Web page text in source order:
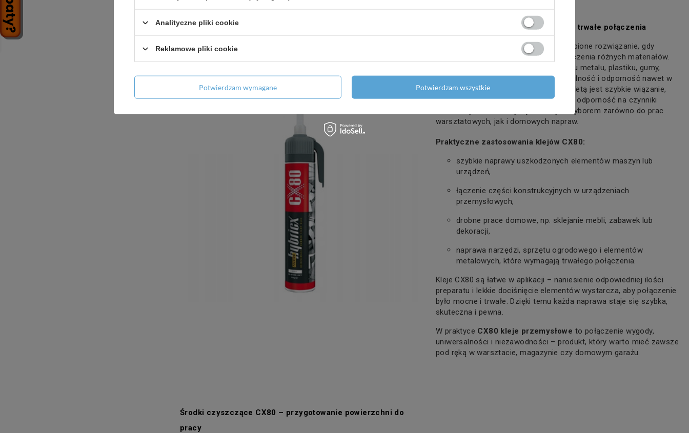
Kleje przemysłowe CX80 – szybkie i trwałe połączenia
CX80 kleje przemysłoweto niezastąpione rozwiązanie, gdy
potrzebujesz trwałego i pewnego połączenia różnych materiałów.
Doskonale sprawdzają się przy łączeniu metalu, plastiku, gumy,
drewna czy ceramiki, zapewniając stabilność i odporność nawet w
trudnych warunkach. Ich największą zaletą jest szybkie wiązanie,
wysoka wytrzymałość połączenia oraz odporność na czynniki
atmosferyczne, co czyni je idealnym wyborem zarówno do prac
warsztatowych, jak i domowych napraw.
Praktyczne zastosowania klejów CX80:
szybkie naprawy uszkodzonych elementów maszyn lub
urządzeń,
łączenie części konstrukcyjnych w urządzeniach
przemysłowych,
drobne prace domowe, np. sklejanie mebli, zabawek lub
dekoracji,
naprawa narzędzi, sprzętu ogrodowego i elementów
metalowych, które wymagają trwałego połączenia.
Kleje CX80 są łatwe w aplikacji – naniesienie odpowiedniej ilości
preparatu i lekkie dociśnięcie elementów wystarcza, aby połączenie
było mocne i trwałe. Dzięki temu każda naprawa staje się szybka,
skuteczna i pewna.
W praktyce CX80 kleje przemysłowe to połączenie wygody,
uniwersalności i niezawodności – produkt, który warto mieć zawsze
pod ręką w warsztacie, magazynie czy domowym garażu.
Środki czyszczące CX80 – przygotowanie powierzchni do
pracy
Analityczne pliki cookie
Reklamowe pliki cookie
Potwierdzam wymagane Potwierdzam wszystkie